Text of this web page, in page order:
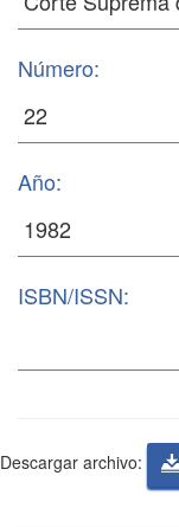
Número:
Año:
ISBN/ISSN:
Descargar archivo: